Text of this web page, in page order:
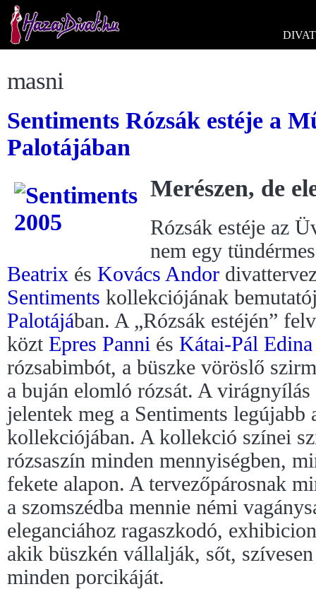
DIVAT
masni
Sentiments Rózsák estéje a
Palotájában
Merészen, de
Rózsák estéje az
nem egy
Beatrix és Kovács Andor
Sentiments kollekciójának
Palotájában. A „Rózsák estéjén”
közt Epres Panni és Kátai-Pál Edina
rózsabimbót, a büszke vöröslő
a buján elomló rózsát. A virágnyílás
jelentek meg a Sentiments legújabb
kollekciójában. A kollekció színei
rózsaszín minden mennyiségben,
fekete alapon. A tervezőpárosnak
a szomszédba mennie némi
eleganciához ragaszkodó,
akik büszkén vállalják, sőt,
minden porcikáját.